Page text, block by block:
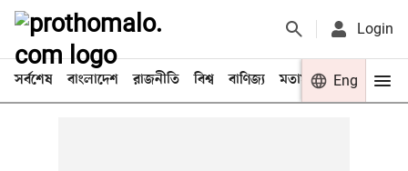
Login
সর্বশেষ বাংলাদেশ রাজনীতি বিশ্ব বাণিজ্য মতামত খেলা
Eng